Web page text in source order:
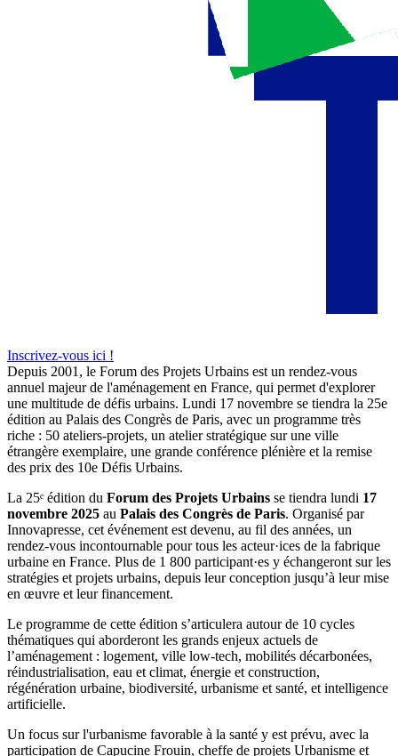
Inscrivez-vous ici !
Depuis 2001, le Forum des Projets Urbains est un rendez-vous
annuel majeur de l'aménagement en France, qui permet d'explorer
une multitude de défis urbains. Lundi 17 novembre se tiendra la 25e
édition au Palais des Congrès de Paris, avec un programme très
riche : 50 ateliers-projets, un atelier stratégique sur une ville
étrangère exemplaire, une grande conférence plénière et la remise
des prix des 10e Défis Urbains.
La 25ᵉ édition du Forum des Projets Urbains se tiendra lundi 17
novembre 2025 au Palais des Congrès de Paris. Organisé par
Innovapresse, cet événement est devenu, au fil des années, un
rendez-vous incontournable pour tous les acteur·ices de la fabrique
urbaine en France. Plus de 1 800 participant·es y échangeront sur les
stratégies et projets urbains, depuis leur conception jusqu’à leur mise
en œuvre et leur financement.
Le programme de cette édition s’articulera autour de 10 cycles
thématiques qui aborderont les grands enjeux actuels de
l’aménagement : logement, ville low-tech, mobilités décarbonées,
réindustrialisation, eau et climat, énergie et construction,
régénération urbaine, biodiversité, urbanisme et santé, et intelligence
artificielle.
Un focus sur l'urbanisme favorable à la santé y est prévu, avec la
participation de Capucine Frouin, cheffe de projets Urbanisme et